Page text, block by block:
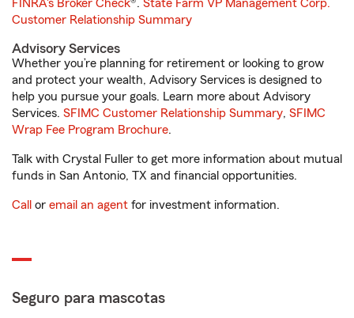
FINRA's Broker Check®. State Farm VP Management Corp.
Customer Relationship Summary
Advisory Services
Whether you’re planning for retirement or looking to grow
and protect your wealth, Advisory Services is designed to
help you pursue your goals. Learn more about Advisory
Services. SFIMC Customer Relationship Summary, SFIMC
Wrap Fee Program Brochure.
Talk with Crystal Fuller to get more information about mutual
funds in San Antonio, TX and financial opportunities.
Call or email an agent for investment information.
Seguro para mascotas